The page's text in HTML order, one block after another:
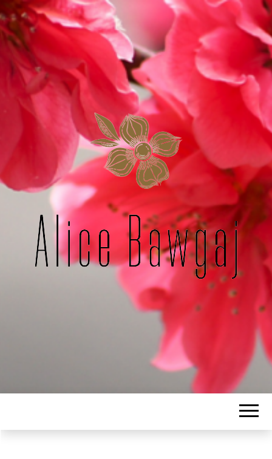
ALICE
BAWGAJ
Les petits mots d'Alice